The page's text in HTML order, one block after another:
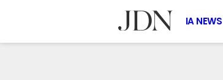
IA NEWS